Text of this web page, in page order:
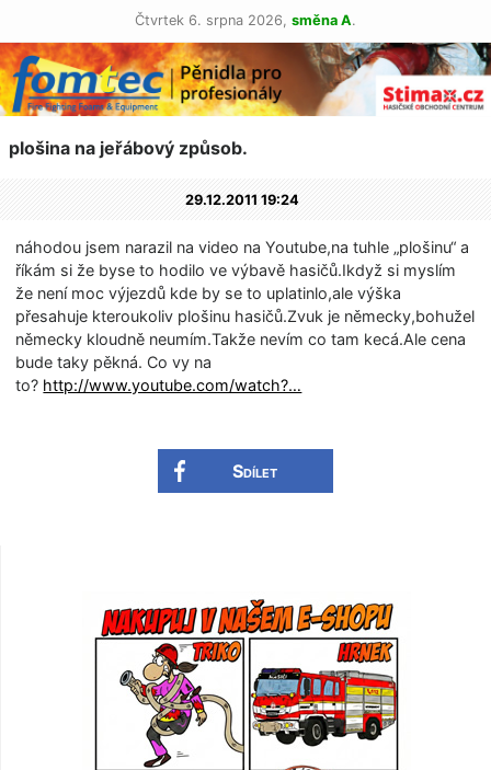
Čtvrtek 6. srpna 2026, směna A.
plošina na jeřábový způsob.
29.12.2011 19:24
náhodou jsem narazil na video na Youtube,na tuhle „plošinu“ a
říkám si že byse to hodilo ve výbavě hasičů.Ikdyž si myslím
že není moc výjezdů kde by se to uplatinlo,ale výška
přesahuje kteroukoliv plošinu hasičů.Zvuk je německy,bohužel
německy kloudně neumím.Takže nevím co tam kecá.Ale cena
bude taky pěkná. Co vy na
to? http://www.youtube.com/watch?…
Sdílet